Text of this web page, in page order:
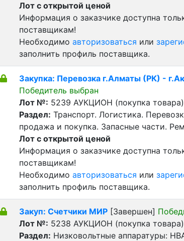
Лот с открытой ценой
Информация о заказчике доступна
поставщикам!
Необходимо авторизоваться или
заполнить профиль поставщика.
Закупка: Перевозка г.Алматы (РК) -
Победитель выбран
Лот №: 5239 АУКЦИОН (покупка товара)
Раздел: Транспорт. Логистика.
продажа и покупка. Запасные части.
Лот с открытой ценой
Информация о заказчике доступна
поставщикам!
Необходимо авторизоваться или
заполнить профиль поставщика.
Закуп: Счетчики МИР [Завершен]
Лот №: 5238 АУКЦИОН (покупка товара)
Раздел: Низковольтные аппаратуры: